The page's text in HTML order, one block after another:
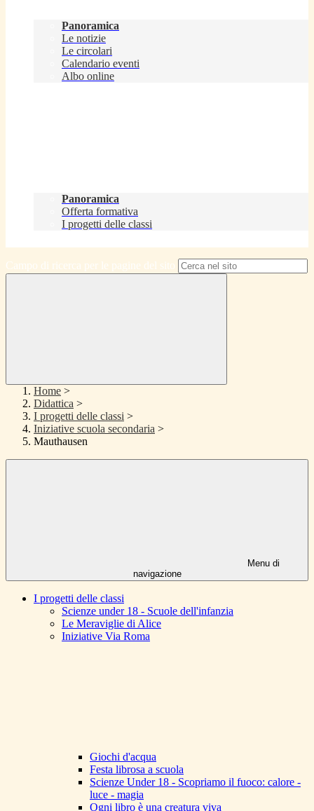
Panoramica
Le notizie
Le circolari
Calendario eventi
Albo online
Panoramica
Offerta formativa
I progetti delle classi
Campo di ricerca per le pagine del sito
Home >
Didattica >
I progetti delle classi >
Iniziative scuola secondaria >
Mauthausen
Menu di
navigazione
I progetti delle classi
Scienze under 18 - Scuole dell'infanzia
Le Meraviglie di Alice
Iniziative Via Roma
Giochi d'acqua
Festa librosa a scuola
Scienze Under 18 - Scopriamo il fuoco: calore -
luce - magia
Ogni libro è una creatura viva